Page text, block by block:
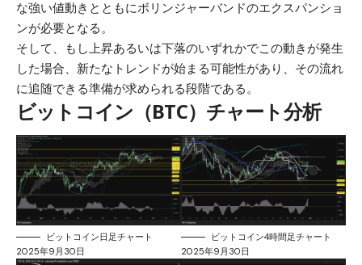
な強い値動きとともにボリンジャーバンドのエクスパンショ
ンが必要となる。
そして、もし上昇あるいは下落のいずれかでこの動きが発生
した場合、新たなトレンドが始まる可能性があり、その流れ
に追随できる準備が求められる段階である。
ビットコイン（BTC）チャート分析
ビットコイン日足チャート
2025年9月30日
ビットコイン4時間足チャート
2025年9月30日